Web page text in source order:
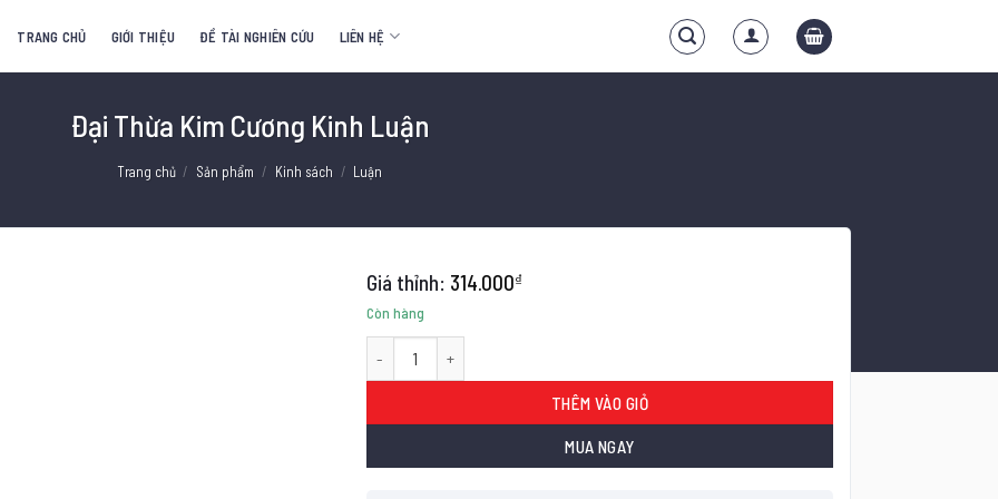
TRANG CHỦ GIỚI THIỆU ĐỀ TÀI NGHIÊN CỨU LIÊN HỆ
Đại Thừa Kim Cương Kinh Luận
Trang chủ / Sản phẩm / Kinh sách / Luận
314.000₫
Còn hàng
THÊM VÀO GIỎ
MUA NGAY